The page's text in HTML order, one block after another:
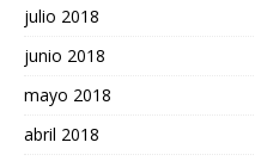
julio 2018
junio 2018
mayo 2018
abril 2018